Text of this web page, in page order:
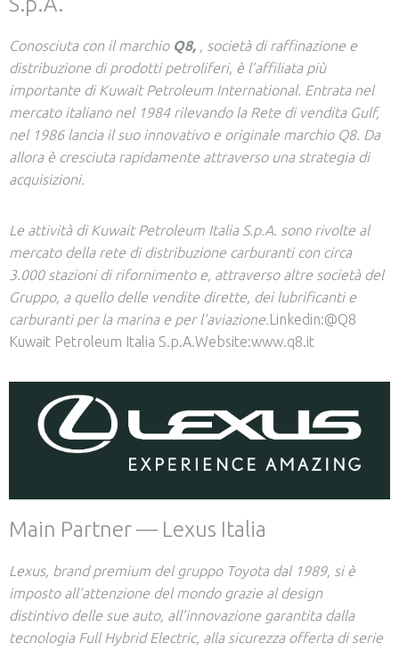
Conosciuta con il marchio Q8, , società di raffinazione e
distribuzione di prodotti petroliferi, è l’affiliata più
importante di Kuwait Petroleum International. Entrata nel
mercato italiano nel 1984 rilevando la Rete di vendita Gulf,
nel 1986 lancia il suo innovativo e originale marchio Q8. Da
allora è cresciuta rapidamente attraverso una strategia di
acquisizioni.
Le attività di Kuwait Petroleum Italia S.p.A. sono rivolte al
mercato della rete di distribuzione carburanti con circa
3.000 stazioni di rifornimento e, attraverso altre società del
Gruppo, a quello delle vendite dirette, dei lubrificanti e
carburanti per la marina e per l’aviazione.Linkedin:@Q8
Kuwait Petroleum Italia S.p.A.Website:www.q8.it
Main Partner — Lexus Italia
Lexus, brand premium del gruppo Toyota dal 1989, si è
imposto all’attenzione del mondo grazie al design
distintivo delle sue auto, all’innovazione garantita dalla
tecnologia Full Hybrid Electric, alla sicurezza offerta di serie